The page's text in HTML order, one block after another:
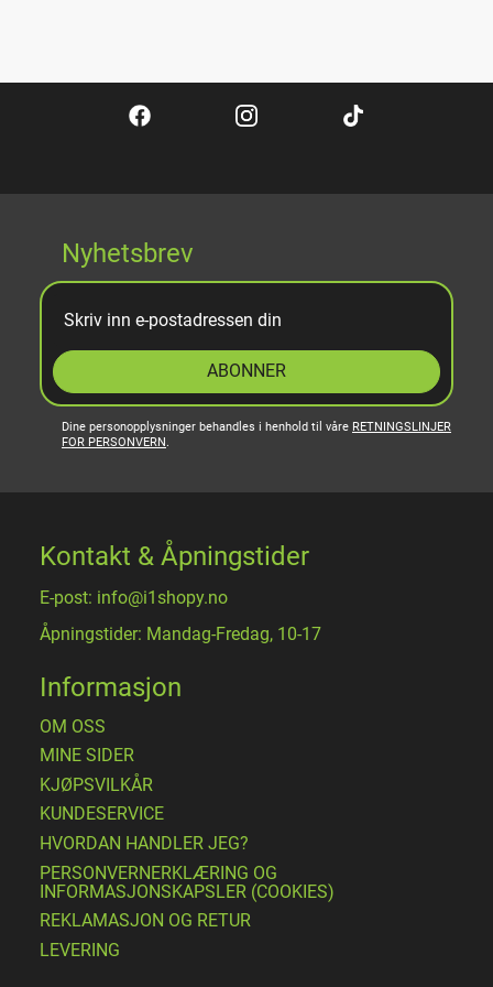
Nyhetsbrev
ABONNER
Dine personopplysninger behandles i henhold til våre RETNINGSLINJER
FOR PERSONVERN.
Kontakt & Åpningstider
E-post: info@i1shopy.no
Åpningstider: Mandag-Fredag, 10-17
Informasjon
OM OSS
MINE SIDER
​KJØPSVILKÅR
KUNDESERVICE
HVORDAN HANDLER JEG?
PERSONVERNERKLÆRING OG
INFORMASJONSKAPSLER (COOKIES)
REKLAMASJON OG RETUR
LEVERING